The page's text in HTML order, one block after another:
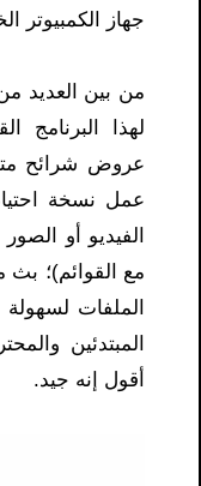
جهاز الكمبيوتر
من بين العديد
لهذا البرنامج
عروض شرائح
عمل نسخة
مع القوائم)؛
الملفات
المبتدئين
أقول إنه جيد.